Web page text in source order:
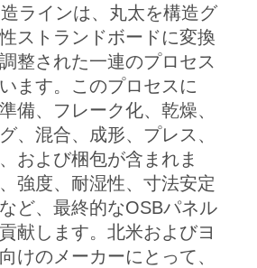
ラインは、丸太を構造グ
ストランドボードに変換
整された一連のプロセス
ます。このプロセスに
備、フレーク化、乾燥、
、混合、成形、プレス、
および梱包が含まれま
強度、耐湿性、寸法安定
ど、最終的なOSBパネル
献します。北米およびヨ
けのメーカーにとって、